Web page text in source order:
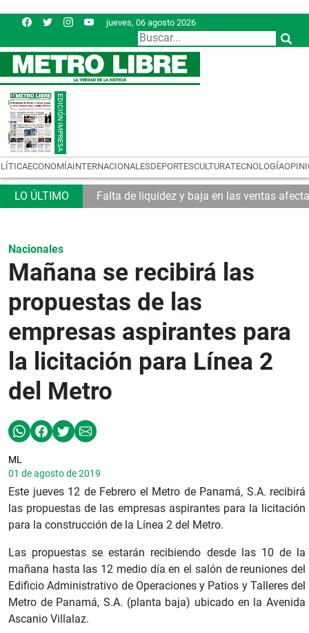
jueves, 06 agosto 2026
ECONOMÍAINTERNACIONALESDEPORTESCULTURATECNOLOGÍA
Falta de liquidez y baja en las ventas
Nacionales
Mañana se recibirá las
propuestas de las
empresas aspirantes para
la licitación para Línea 2
del Metro
ML
01 de agosto de 2019
Este jueves 12 de Febrero el Metro de Panamá, S.A. recibirá
las propuestas de las empresas aspirantes para la licitación
para la construcción de la Línea 2 del Metro.
Las propuestas se estarán recibiendo desde las 10 de la
mañana hasta las 12 medio día en el salón de reuniones del
Edificio Administrativo de Operaciones y Patios y Talleres del
Metro de Panamá, S.A. (planta baja) ubicado en la Avenida
Ascanio Villalaz.